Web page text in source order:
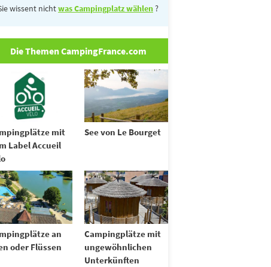
wissent nichtwas Campingplatz wählen?
Die Themen CampingFrance.com
mit
Label Accueil
See von Le Bourget
an
oder Flüssen
Campingplätze mit
ungewöhnlichen
Unterkünften